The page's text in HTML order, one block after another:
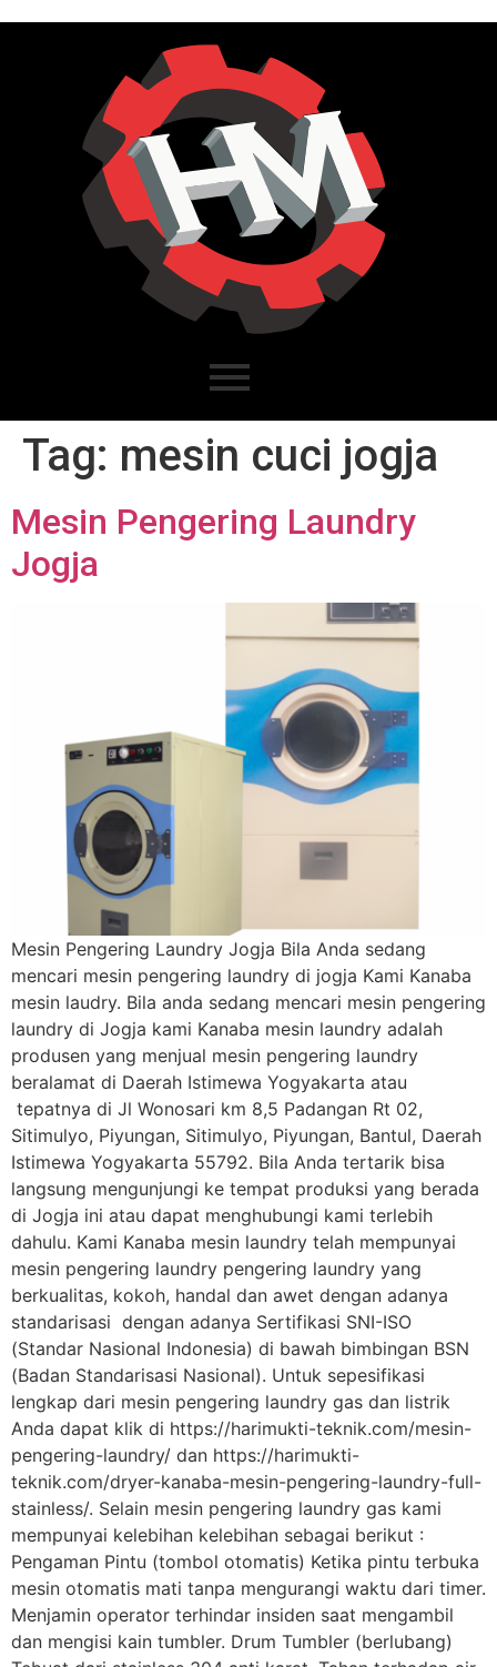
Tag: mesin cuci jogja
Mesin Pengering Laundry
Jogja
Mesin Pengering Laundry Jogja Bila Anda sedang
mencari mesin pengering laundry di jogja Kami Kanaba
mesin laudry. Bila anda sedang mencari mesin pengering
laundry di Jogja kami Kanaba mesin laundry adalah
produsen yang menjual mesin pengering laundry
beralamat di Daerah Istimewa Yogyakarta atau
tepatnya di Jl Wonosari km 8,5 Padangan Rt 02,
Sitimulyo, Piyungan, Sitimulyo, Piyungan, Bantul, Daerah
Istimewa Yogyakarta 55792. Bila Anda tertarik bisa
langsung mengunjungi ke tempat produksi yang berada
di Jogja ini atau dapat menghubungi kami terlebih
dahulu. Kami Kanaba mesin laundry telah mempunyai
mesin pengering laundry pengering laundry yang
berkualitas, kokoh, handal dan awet dengan adanya
standarisasi dengan adanya Sertifikasi SNI-ISO
(Standar Nasional Indonesia) di bawah bimbingan BSN
(Badan Standarisasi Nasional). Untuk sepesifikasi
lengkap dari mesin pengering laundry gas dan listrik
Anda dapat klik di https://harimukti-teknik.com/mesin-
pengering-laundry/ dan https://harimukti-
teknik.com/dryer-kanaba-mesin-pengering-laundry-full-
stainless/. Selain mesin pengering laundry gas kami
mempunyai kelebihan kelebihan sebagai berikut :
Pengaman Pintu (tombol otomatis) Ketika pintu terbuka
mesin otomatis mati tanpa mengurangi waktu dari timer.
Menjamin operator terhindar insiden saat mengambil
dan mengisi kain tumbler. Drum Tumbler (berlubang)